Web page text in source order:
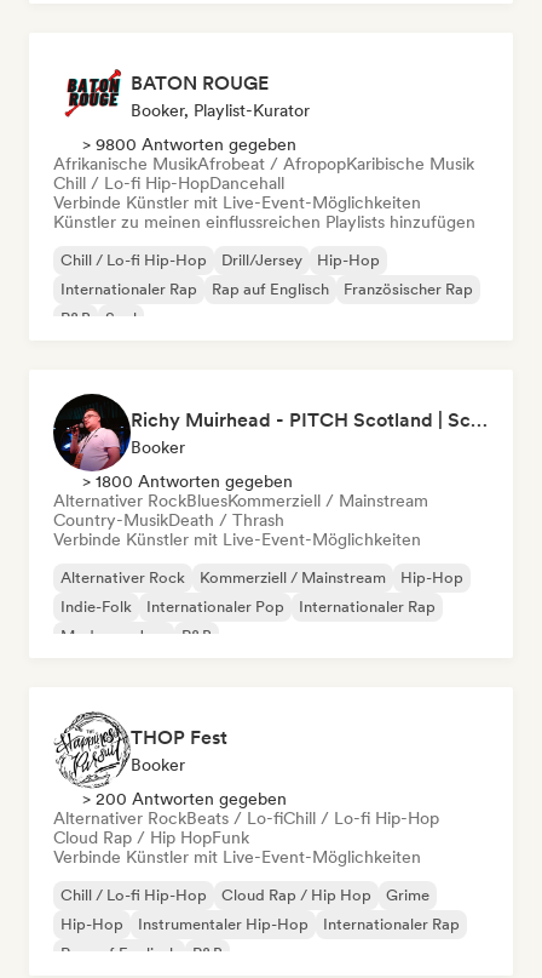
BATON ROUGE
Booker, Playlist-Kurator
> 9800 Antworten gegeben
Afrikanische MusikAfrobeat / AfropopKaribische Musik
Chill / Lo-fi Hip-HopDancehall
Verbinde Künstler mit Live-Event-Möglichkeiten
Künstler zu meinen einflussreichen Playlists hinzufügen
Chill / Lo-fi Hip-Hop Drill/Jersey
Hip-Hop
Internationaler Rap
Rap auf Englisch
Französischer Rap
R&B
Soul
Richy Muirhead - PITCH Scotland | Scottish Alternative Music Awards (SAMA)
Booker
> 1800 Antworten gegeben
Alternativer RockBluesKommerziell / Mainstream
Country-MusikDeath / Thrash
Verbinde Künstler mit Live-Event-Möglichkeiten
Alternativer Rock Kommerziell / Mainstream
Hip-Hop
Indie-Folk
Internationaler Pop
Internationaler Rap
Moderner Jazz
R&B
THOP Fest
Booker
> 200 Antworten gegeben
Alternativer RockBeats / Lo-fiChill / Lo-fi Hip-Hop
Cloud Rap / Hip HopFunk
Verbinde Künstler mit Live-Event-Möglichkeiten
Chill / Lo-fi Hip-Hop Cloud Rap / Hip Hop
Grime
Hip-Hop
Instrumentaler Hip-Hop
Internationaler Rap
Rap auf Englisch
R&B